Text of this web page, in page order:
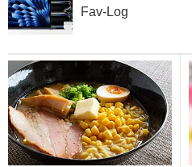
Fav-Log